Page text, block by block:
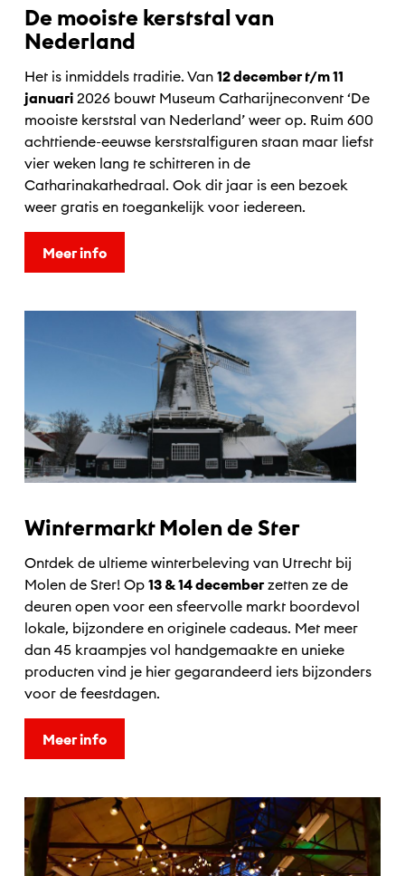
De mooiste kerststal van
Nederland
Het is inmiddels traditie. Van 12 december t/m 11
januari 2026 bouwt Museum Catharijneconvent ‘De
mooiste kerststal van Nederland’ weer op. Ruim 600
achttiende-eeuwse kerststalfiguren staan maar liefst
vier weken lang te schitteren in de
Catharinakathedraal. Ook dit jaar is een bezoek
weer gratis en toegankelijk voor iedereen.
Meer info
Wintermarkt Molen de Ster
Ontdek de ultieme winterbeleving van Utrecht bij
Molen de Ster! Op 13 & 14 decemberzetten ze de
deuren open voor een sfeervolle markt boordevol
lokale, bijzondere en originele cadeaus. Met meer
dan 45 kraampjes vol handgemaakte en unieke
producten vind je hier gegarandeerd iets bijzonders
voor de feestdagen.
Meer info